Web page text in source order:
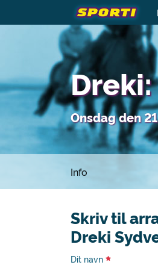
Onsdag den
Info
Skriv til
Dreki
Dit navn